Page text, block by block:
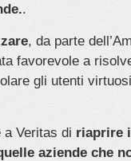
.
, da parte
favorevole a
gli utenti
Veritas di riaprire
aziende che